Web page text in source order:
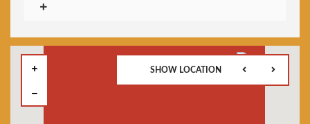
SHOW LOCATION